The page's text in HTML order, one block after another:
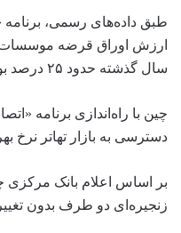
سال گذشته حدود ۲۵ درصد بوده است.
چین با راه‌اندازی برنامه
دسترسی به بازار تهاتر
بر اساس اعلام بانک مرکزی
زنجیره‌ای دو طرف بدون